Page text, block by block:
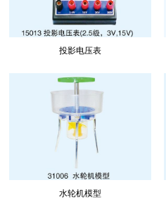
投影电压表
水轮机模型